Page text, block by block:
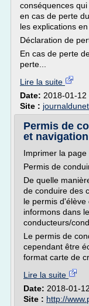
conséquences
en cas de perte
les explications
Déclaration de
En cas de perte
perte...
Lire la suite
Date: 2018-01-12
Site :
Permis de
et
Imprimer la page
Permis de
De quelle
de conduire des
le permis
informons dans
conducteurs/
Le permis de
cependant être
format carte de
Lire la suite
Date: 2018-01-
Site : http://